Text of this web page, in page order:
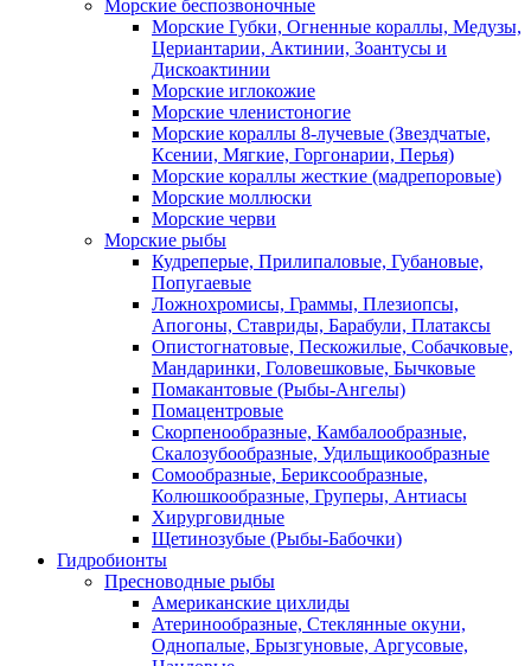
Морские беспозвоночные
Морские Губки, Огненные кораллы, Медузы,
Цериантарии, Актинии, Зоантусы и
Дискоактинии
Морские иглокожие
Морские членистоногие
Морские кораллы 8-лучевые (Звездчатые,
Ксении, Мягкие, Горгонарии, Перья)
Морские кораллы жесткие (мадрепоровые)
Морские моллюски
Морские черви
Морские рыбы
Кудреперые, Прилипаловые, Губановые,
Попугаевые
Ложнохромисы, Граммы, Плезиопсы,
Апогоны, Ставриды, Барабули, Платаксы
Опистогнатовые, Пескожилые, Собачковые,
Мандаринки, Головешковые, Бычковые
Помакантовые (Рыбы-Ангелы)
Помацентровые
Скорпенообразные, Камбалообразные,
Скалозубообразные, Удильщикообразные
Сомообразные, Бериксообразные,
Колюшкообразные, Груперы, Антиасы
Хирурговидные
Щетинозубые (Рыбы-Бабочки)
Гидробионты
Пресноводные рыбы
Американские цихлиды
Атеринообразные, Стеклянные окуни,
Однопалые, Брызгуновые, Аргусовые,